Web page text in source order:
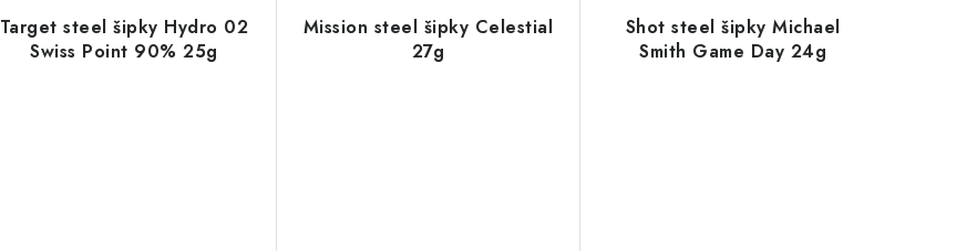
Target steel šipky Hydro 02
Swiss Point 90% 25g
Mission steel šipky Celestial
27g
Shot steel šipky Michael
Smith Game Day 24g